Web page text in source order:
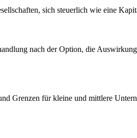
sich steuerlich wie eine
nach der Option, die
Grenzen für kleine und mittlere